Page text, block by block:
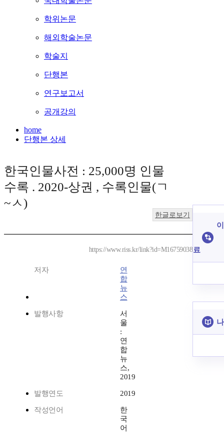
학위논문
해외학술논문
학술지
단행본
연구보고서
공개강의
home
단행본 상세
한국인물사전 : 25,000명 인물
수록 . 2020-상권 , 수록인물(ㄱ
~ㅅ)
한글로보기
https://www.riss.kr/link?id=M16759038
저자
연
합
뉴
스
발행사항
서
울
:
연
합
뉴
스,
2019
발행연도 2019
작성언어
한
국
어
료